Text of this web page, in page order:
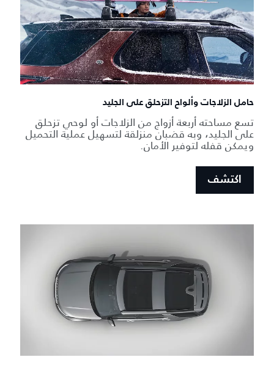
حامل الزلاجات وألواح التزحلق على الجليد
تسع مساحته أربعة أزواج من الزلاجات أو لوحي تزحلق
على الجليد، وبه قضبان منزلقة لتسهيل عملية التحميل
ويمكن قفله لتوفير الأمان.
اكتشف